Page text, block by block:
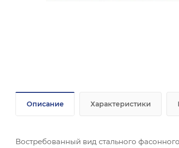
Описание Характеристики
Востребованный вид стального